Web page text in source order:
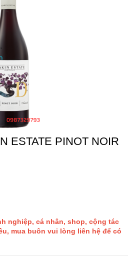
ESTATE PINOT NOIR
nghiệp, cá nhân, shop, cộng tác
mua buôn vui lòng liên hệ để có